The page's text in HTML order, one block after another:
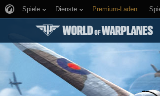
Spiele Dienste Premium-Laden